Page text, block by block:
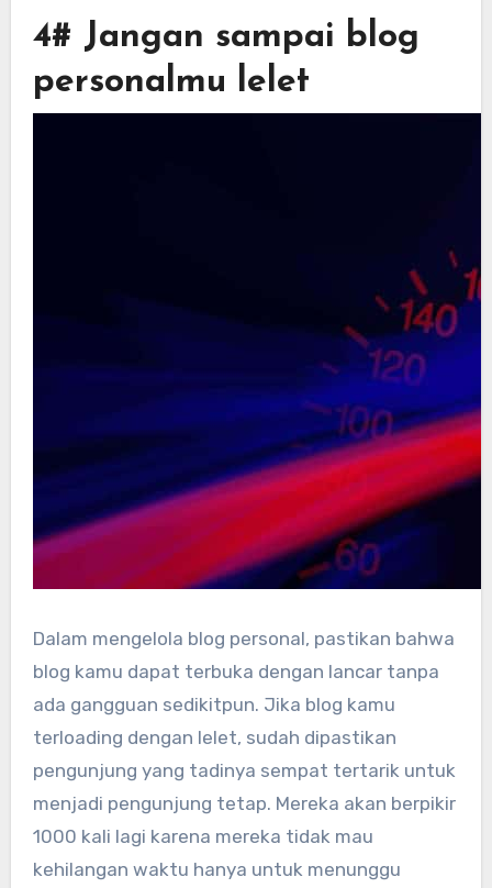
4# Jangan sampai blog
personalmu lelet
Dalam mengelola blog personal, pastikan bahwa
blog kamu dapat terbuka dengan lancar tanpa
ada gangguan sedikitpun. Jika blog kamu
terloading dengan lelet, sudah dipastikan
pengunjung yang tadinya sempat tertarik untuk
menjadi pengunjung tetap. Mereka akan berpikir
1000 kali lagi karena mereka tidak mau
kehilangan waktu hanya untuk menunggu